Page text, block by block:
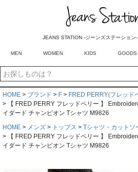
JEANS STATION -ジーンズステーション
MEN WOMEN KIDS GOODS
HOME ブランド F
FRED PERRY(フレッド
【 FRED PERRY フレッドペリー 】
イダード チャンピオン Tシャツ M9826
HOME
メンズ トップス Tシャツ・カットソ
【 FRED PERRY フレッドペリー 】
イダード チャンピオン Tシャツ M9826